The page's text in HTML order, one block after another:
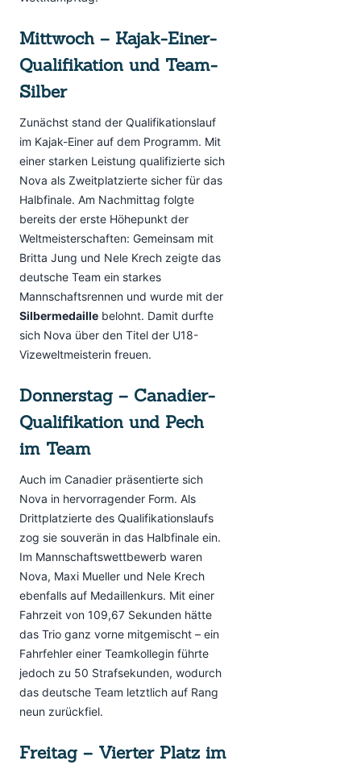
Mittwoch – Kajak-Einer-
Qualifikation und Team-
Silber
Zunächst stand der Qualifikationslauf
im Kajak-Einer auf dem Programm. Mit
einer starken Leistung qualifizierte sich
Nova als Zweitplatzierte sicher für das
Halbfinale. Am Nachmittag folgte
bereits der erste Höhepunkt der
Weltmeisterschaften: Gemeinsam mit
Britta Jung und Nele Krech zeigte das
deutsche Team ein starkes
Mannschaftsrennen und wurde mit der
Silbermedaille belohnt. Damit durfte
sich Nova über den Titel der U18-
Vizeweltmeisterin freuen.
Donnerstag – Canadier-
Qualifikation und Pech
im Team
Auch im Canadier präsentierte sich
Nova in hervorragender Form. Als
Drittplatzierte des Qualifikationslaufs
zog sie souverän in das Halbfinale ein.
Im Mannschaftswettbewerb waren
Nova, Maxi Mueller und Nele Krech
ebenfalls auf Medaillenkurs. Mit einer
Fahrzeit von 109,67 Sekunden hätte
das Trio ganz vorne mitgemischt – ein
Fahrfehler einer Teamkollegin führte
jedoch zu 50 Strafsekunden, wodurch
das deutsche Team letztlich auf Rang
neun zurückfiel.
Freitag – Vierter Platz im